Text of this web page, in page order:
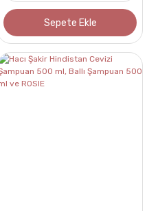
Sepete Ekle